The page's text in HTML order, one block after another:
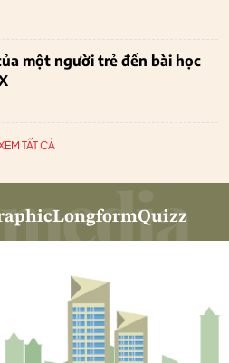
một người trẻ đến bài học
TẤT CẢ
LongformQuizz